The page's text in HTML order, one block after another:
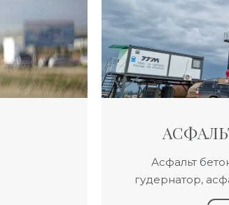
Асфальт
гудернатор,